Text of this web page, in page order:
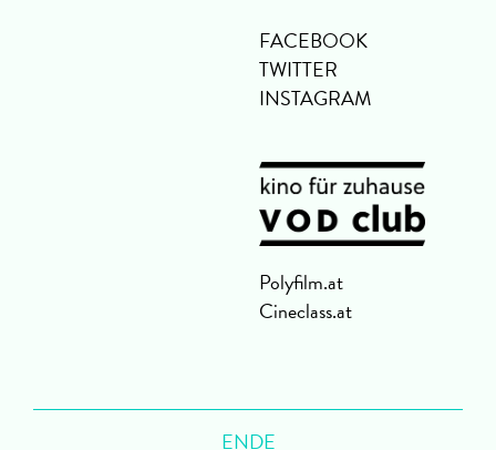
FACEBOOK
TWITTER
INSTAGRAM
Polyfilm.at
Cineclass.at
ENDE